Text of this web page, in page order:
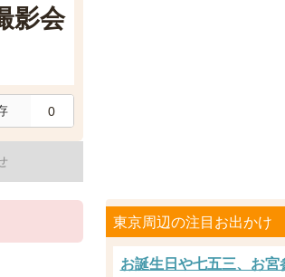
影会
0
東京周辺の注目お出かけ
お誕生日や七五三、お宮